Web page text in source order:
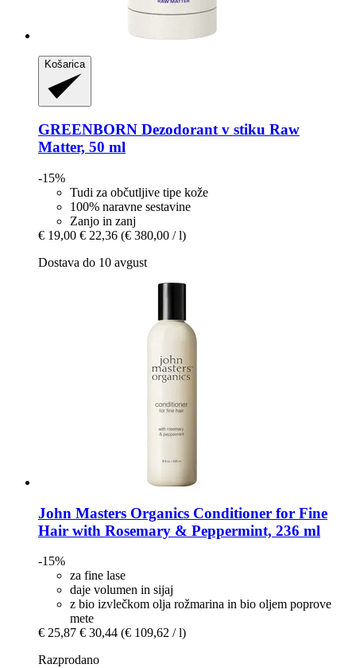
Košarica
GREENBORN Dezodorant v stiku Raw
Matter, 50 ml
-15%
Tudi za občutljive tipe kože
100% naravne sestavine
Zanjo in zanj
€ 19,00 € 22,36 (€ 380,00 / l)
Dostava do 10 avgust
John Masters Organics Conditioner for Fine
Hair with Rosemary & Peppermint, 236 ml
-15%
za fine lase
daje volumen in sijaj
z bio izvlečkom olja rožmarina in bio oljem poprove
mete
€ 25,87 € 30,44 (€ 109,62 / l)
Razprodano